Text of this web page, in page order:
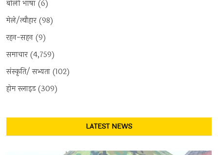
बोली भाषा (6)
मेले/त्यौहार(98)
रहन-सहन (9)
समाचार(4,759)
संस्कृति/ सभ्यता (102)
होम स्लाइड(309)
LATEST NEWS